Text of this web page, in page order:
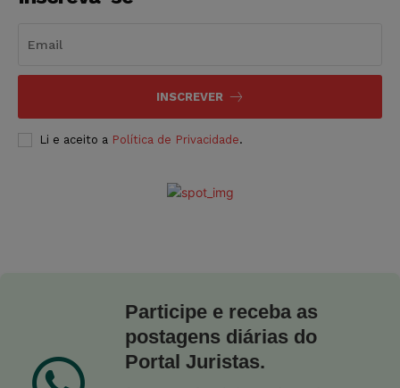
INSCREVER
Li e aceito a Política de Privacidade.
Participe e receba as
postagens diárias do
Portal Juristas.